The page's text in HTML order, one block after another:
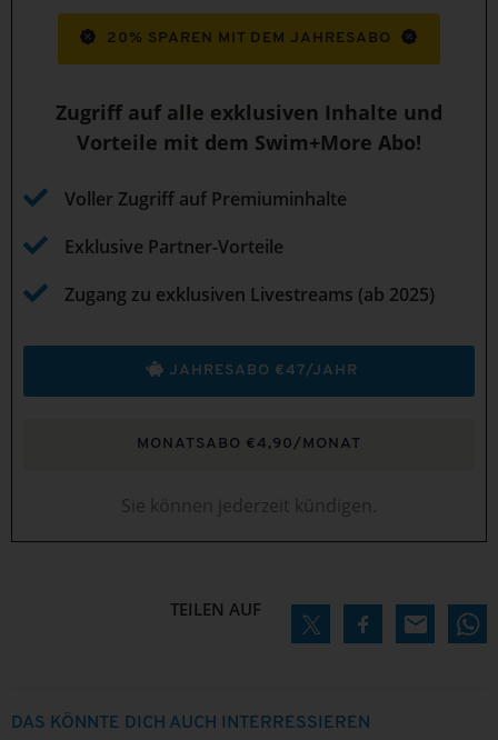
20% SPAREN MIT DEM JAHRESABO
Zugriff auf alle exklusiven Inhalte und
Vorteile mit dem Swim+More Abo!
Voller Zugriff auf Premiuminhalte
Exklusive Partner-Vorteile
Zugang zu exklusiven Livestreams (ab 2025)
MONATSABO €4,90/MONAT
JAHRESABO €47/JAHR
Sie können jederzeit kündigen.
TEILEN AUF
DAS KÖNNTE DICH AUCH INTERRESSIEREN